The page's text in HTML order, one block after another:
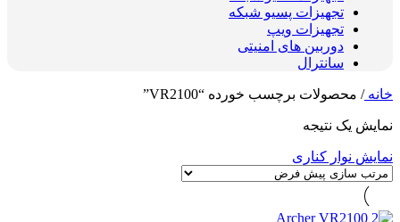
تجهیزات پسیو شبکه
تجهیزات ویپ
دوربین های امنیتی
سانترال
خانه/ محصولات برچسب خورده “VR2100”
نمایش یک نتیجه
نمایش نوار کناری